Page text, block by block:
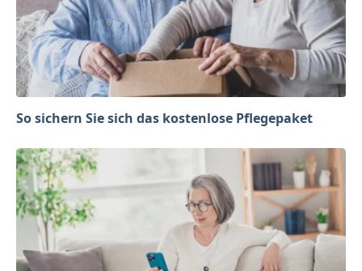
So sichern Sie sich das kostenlose Pflegepaket